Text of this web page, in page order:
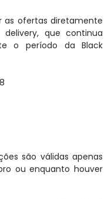
as ofertas diretamente
que continua
o período da Black
são válidas apenas
ou enquanto houver